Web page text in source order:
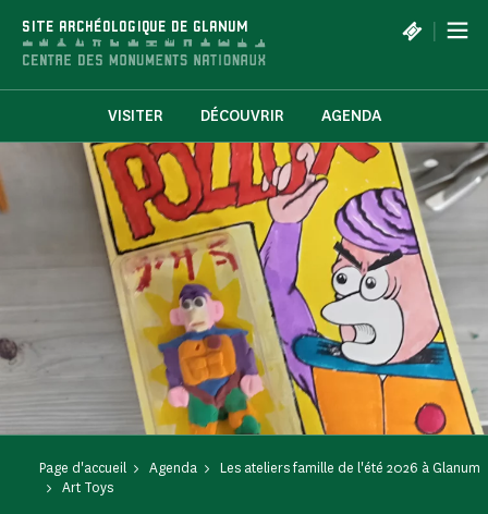
SITE ARCHÉOLOGIQUE DE GLANUM |
VISITER DÉCOUVRIR AGENDA
Page d'accueil Agenda
Les ateliers famille de l'été 2026 à Glanum
Art Toys